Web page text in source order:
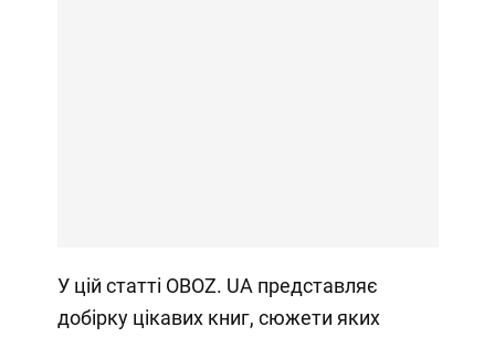
У цій статті OBOZ. UA представляє
добірку цікавих книг, сюжети яких